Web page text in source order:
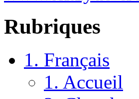
Rubriques
1. Français
1. Accueil